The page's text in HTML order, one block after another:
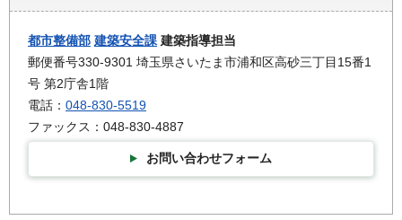
都市整備部 建築安全課 建築指導担当
郵便番号330-9301 埼玉県さいたま市浦和区高砂三丁目15番1
号 第2庁舎1階
電話： 048-830-5519
ファックス：048-830-4887
お問い合わせフォーム